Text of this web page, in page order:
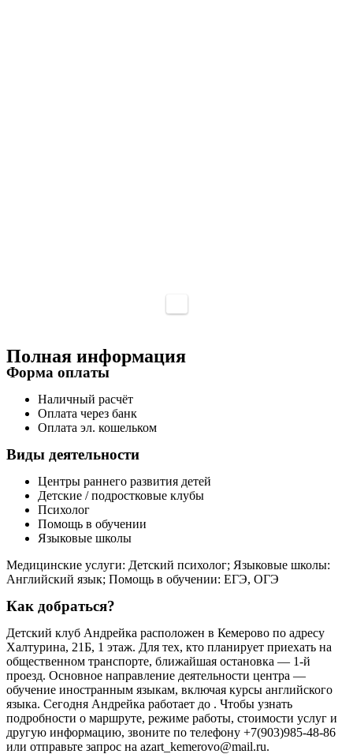
Полная информация
Форма оплаты
Наличный расчёт
Оплата через банк
Оплата эл. кошельком
Виды деятельности
Центры раннего развития детей
Детские / подростковые клубы
Психолог
Помощь в обучении
Языковые школы
Медицинские услуги: Детский психолог; Языковые школы:
Английский язык; Помощь в обучении: ЕГЭ, ОГЭ
Как добраться?
Детский клуб Андрейка расположен в Кемерово по адресу
Халтурина, 21Б, 1 этаж. Для тех, кто планирует приехать на
общественном транспорте, ближайшая остановка — 1-й
проезд. Основное направление деятельности центра —
обучение иностранным языкам, включая курсы английского
языка. Сегодня Андрейка работает до . Чтобы узнать
подробности о маршруте, режиме работы, стоимости услуг и
другую информацию, звоните по телефону +7(903)985-48-86
или отправьте запрос на azart_kemerovo@mail.ru.